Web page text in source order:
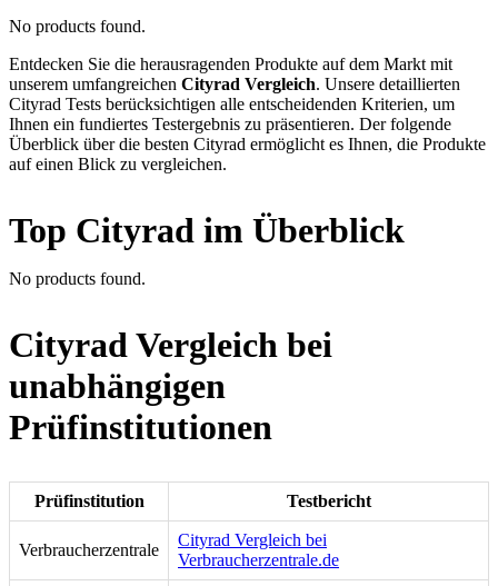
No products found.
Entdecken Sie die herausragenden Produkte auf dem Markt mit
unserem umfangreichen Cityrad Vergleich. Unsere detaillierten
Cityrad Tests berücksichtigen alle entscheidenden Kriterien, um
Ihnen ein fundiertes Testergebnis zu präsentieren. Der folgende
Überblick über die besten Cityrad ermöglicht es Ihnen, die Produkte
auf einen Blick zu vergleichen.
Top Cityrad im Überblick
No products found.
Cityrad Vergleich bei
unabhängigen
Prüfinstitutionen
Prüfinstitution Testbericht
Verbraucherzentrale
Cityrad Vergleich bei
Verbraucherzentrale.de